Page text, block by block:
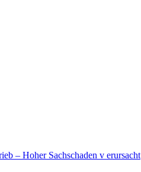
– Hoher Sachschaden v erursacht